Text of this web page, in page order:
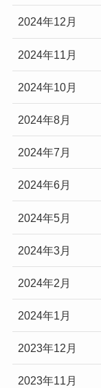
2024年12月
2024年11月
2024年10月
2024年8月
2024年7月
2024年6月
2024年5月
2024年3月
2024年2月
2024年1月
2023年12月
2023年11月